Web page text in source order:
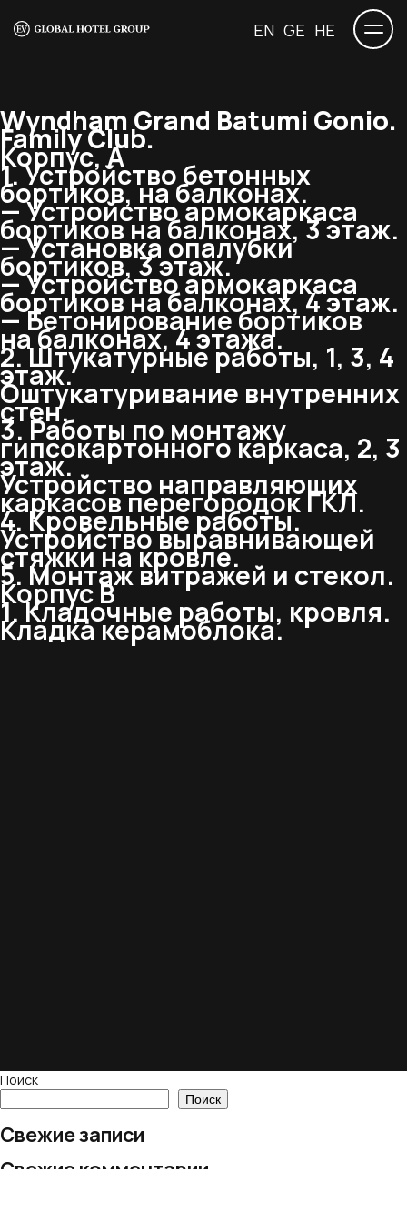
EN GE HE
Wyndham Grand Batumi Gonio.
Family Club.
Корпус, А
1. Устройство бетонных
бортиков, на балконах.
— Устройство армокаркаса
бортиков на балконах, 3 этаж.
— Установка опалубки
бортиков, 3 этаж.
— Устройство армокаркаса
бортиков на балконах, 4 этаж.
— Бетонирование бортиков
на балконах, 4 этажа.
2. Штукатурные работы, 1, 3, 4
этаж.
Оштукатуривание внутренних
стен.
3. Работы по монтажу
гипсокартонного каркаса, 2, 3
этаж.
Устройство направляющих
каркасов перегородок ГКЛ.
4. Кровельные работы.
Устройство выравнивающей
стяжки на кровле.
5. Монтаж витражей и стекол.
Корпус В
1. Кладочные работы, кровля.
Кладка керамоблока.
Поиск
Поиск
Свежие записи
Свежие комментарии